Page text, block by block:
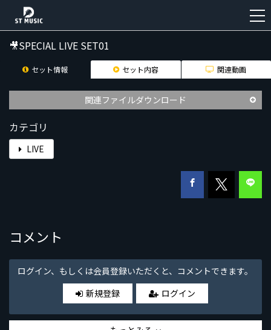
新
🎥SPECIAL LIVE SET01
セット情報 セット内容 関連動画
関連ファイルダウンロード
カテゴリ
LIVE
コメント
ログイン、もしくは会員登録いただくと、コメントできます。
新規登録
ログイン